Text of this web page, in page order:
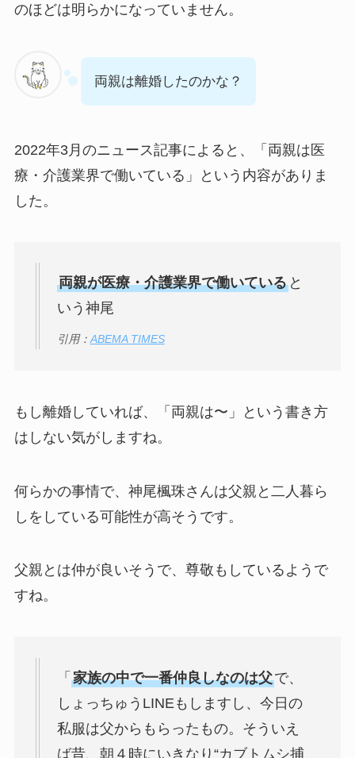
のほどは明らかになっていません。
両親は離婚したのかな？
2022年3月のニュース記事によると、「両親は医
療・介護業界で働いている」という内容がありま
した。
両親が医療・介護業界で働いていると
いう神尾
引用： ABEMA TIMES
もし離婚していれば、「両親は〜」という書き方
はしない気がしますね。
何らかの事情で、神尾楓珠さんは父親と二人暮ら
しをしている可能性が高そうです。
父親とは仲が良いそうで、尊敬もしているようで
すね。
「 家族の中で一番仲良しなのは父で、
しょっちゅうLINEもしますし、今日の
私服は父からもらったもの。そういえ
ば昔、朝４時にいきなり“カブトムシ捕